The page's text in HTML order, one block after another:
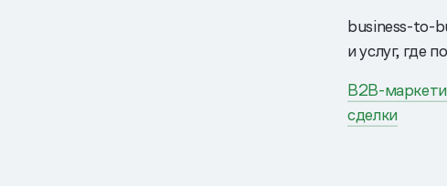
business-to-
и услуг, где
B2B-
сделки